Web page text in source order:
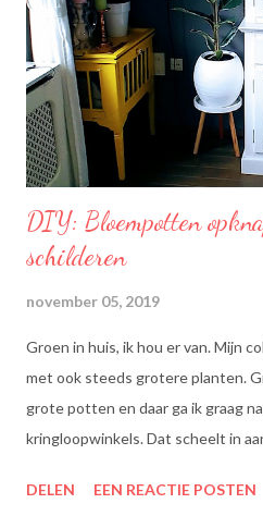
zelf kan aanmaken. Ze dragen bij
normaal cholesterolgehalte in
een optimale smaak aan uw
smaak van uw originele
l...
DIY: Bloempotten
schilderen
november 05, 2019
Groen in huis, ik hou er van. Mijn
met ook steeds grotere planten.
grote potten en daar ga ik graag
kringloopwinkels. Dat scheelt in
voor onze planeet, nietwaar?
DELEN EEN REACTIE POSTEN